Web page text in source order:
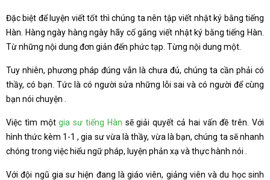
Đặc biệt để luyện viết tốt thì chúng ta nên tập viết nhật ký bằng tiếng
Hàn. Hàng ngày hàng ngày hãy cố gắng viết nhật ký bằng tiếng Hàn.
Từ những nội dung đơn giản đến phức tạp. Từng nội dung một.
Tuy nhiên, phương pháp đúng vẫn là chưa đủ, chúng ta cần phải có
thầy, có bạn. Tức là có người sửa những lỗi sai và có người để cùng
bạn nói chuyện .
Việc tìm mộtgia sư tiếng Hàn sẽ giải quyết cả hai vấn đề trên. Với
hình thức kèm 1-1 , gia sư vừa là thầy, vừa là bạn, chúng ta sẽ nhanh
chóng trong việc hiểu ngữ pháp, luyện phản xạ và thực hành nói .
Với đội ngũ gia sư hiện đang là giáo viên, giảng viên và du học sinh